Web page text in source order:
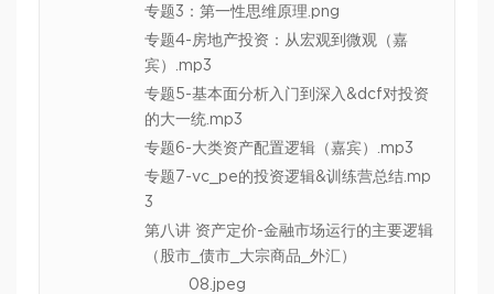
专题3：第一性思维原理.png
专题4-房地产投资：从宏观到微观（嘉
宾）.mp3
专题5-基本面分析入门到深入&dcf对投资
的大一统.mp3
专题6-大类资产配置逻辑（嘉宾）.mp3
专题7-vc_pe的投资逻辑&训练营总结.mp
3
第八讲 资产定价-金融市场运行的主要逻辑
（股市_债市_大宗商品_外汇）
08.jpeg